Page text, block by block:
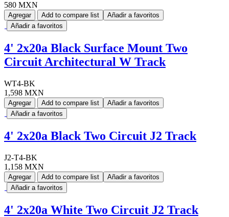
580 MXN
Agregar Add to compare list
Añadir a favoritos
Añadir a favoritos
4' 2x20a Black Surface Mount Two
Circuit Architectural W Track
WT4-BK
1,598 MXN
Agregar Add to compare list
Añadir a favoritos
Añadir a favoritos
4' 2x20a Black Two Circuit J2 Track
J2-T4-BK
1,158 MXN
Agregar Add to compare list
Añadir a favoritos
Añadir a favoritos
4' 2x20a White Two Circuit J2 Track